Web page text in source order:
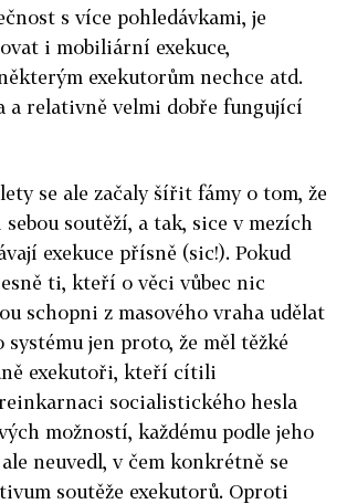
s více pohledávkami, je
i mobiliární exekuce,
exekutorům nechce atd.
a relativně velmi dobře fungující
se ale začaly šířit fámy o tom, že
soutěží, a tak, sice v mezích
exekuce přísně (sic!). Pokud
ti, kteří o věci vůbec nic
schopni z masového vraha udělat
jen proto, že měl těžké
exekutoři, kteří cítili
socialistického hesla
možností, každému podle jeho
neuvedl, v čem konkrétně se
soutěže exekutorů. Oproti